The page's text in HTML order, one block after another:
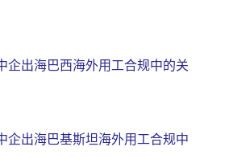
企出海巴西海外用工合规中的关
企出海巴基斯坦海外用工合规中